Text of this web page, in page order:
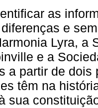
as
e
Lyra, a
e a
a partir de
têm na
sua